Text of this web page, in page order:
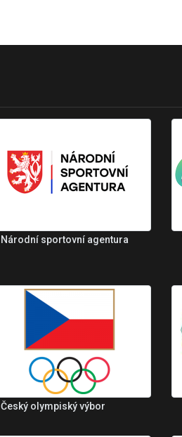
Národní sportovní agentura
Český olympiský výbor